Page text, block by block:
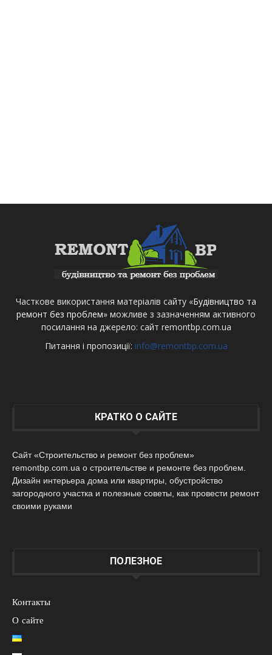
Часткове використання матеріалів сайту «Будівництво та
ремонт без проблем» можливе з зазначенням активного
посилання на джерело: сайт remontbp.com.ua
Питання і пропозиції: info@remontbp.com.ua
КРАТКО О САЙТЕ
Сайт «Строительство и ремонт без проблем»
remontbp.com.ua о строительстве и ремонте без проблем.
Дизайн интерьера дома или квартиры, обустройство
загородного участка и полезные советы, как провести ремонт
своими руками
ПОЛЕЗНОЕ
Контакты
О сайте